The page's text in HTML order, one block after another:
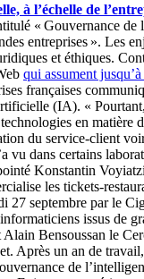
à l’échelle de
« Gouvernance de
entreprises ». Les
et éthiques.
qui assument
françaises
(IA). «
en matière
du service-client
vu dans certains
Konstantin
les tickets-
27 septembre par le
issus de
Alain Bensoussan le
Après un an de
de